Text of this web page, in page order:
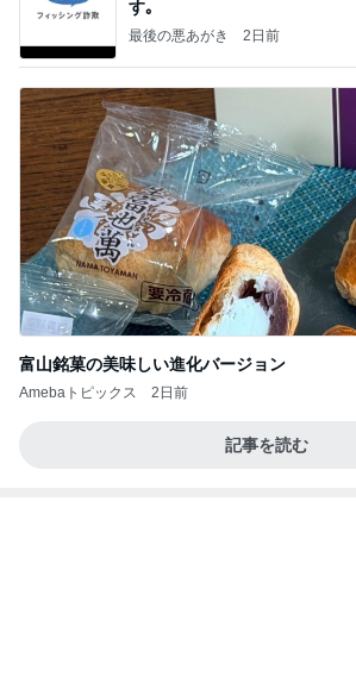
す｡
最後の悪あがき 2日前
富山銘菓の美味しい進化バージョン
Amebaトピックス 2日前
記事を読む